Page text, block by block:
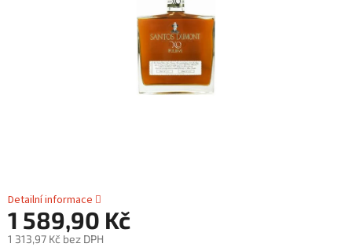
Detailní informace
1 589,90 Kč
1 313,97 Kč bez DPH